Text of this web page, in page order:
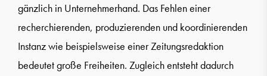
gänzlich in Unternehmerhand. Das Fehlen einer
recherchierenden, produzierenden und koordinierenden
Instanz wie beispielsweise einer Zeitungsredaktion
bedeutet große Freiheiten. Zugleich entsteht dadurch